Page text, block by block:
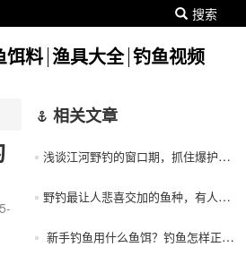
搜索
饵料 渔具大全 钓鱼视频
相关文章
浅谈江河野钓的窗口期，抓住爆护只需一小时
野钓最让人悲喜交加的鱼种，有人爱有人恨
新手钓鱼用什么鱼饵？钓鱼怎样正确用鱼饵？